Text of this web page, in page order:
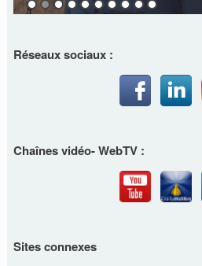
Réseaux sociaux :
Chaînes vidéo- WebTV :
Sites connexes